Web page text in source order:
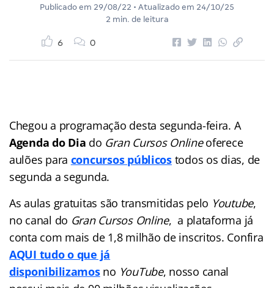
Publicado em 29/08/22 • Atualizado em 24/10/25
2 min. de leitura
6 0
Chegou a programação desta segunda-feira. A
Agenda do Dia do Gran Cursos Onlineoferece
aulões para concursos públicostodos os dias, de
segunda a segunda.
As aulas gratuitas são transmitidas pelo Youtube,
no canal do Gran Cursos Online, a plataforma já
conta com mais de 1,8 milhão de inscritos. Confira
AQUI tudo o que já
disponibilizamosno YouTube, nosso canal